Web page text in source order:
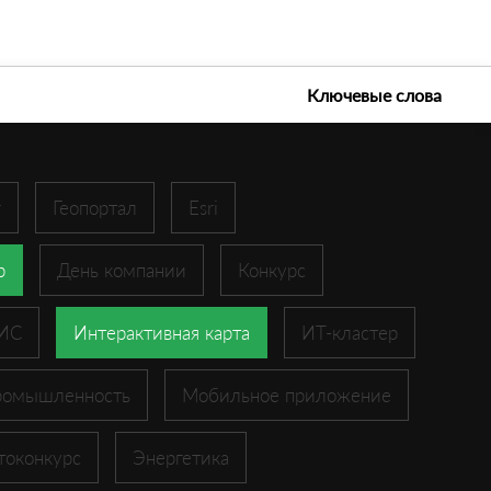
Ключевые слова
Геопортал Esri
День компании Конкурс
Интерактивная карта ИТ-кластер
Мобильное приложение
Энергетика